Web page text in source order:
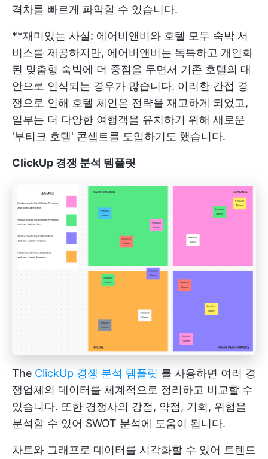
격차를 빠르게 파악할 수 있습니다.
**재미있는 사실: 에어비앤비와 호텔 모두 숙박 서
비스를 제공하지만, 에어비앤비는 독특하고 개인화
된 맞춤형 숙박에 더 중점을 두면서 기존 호텔의 대
안으로 인식되는 경우가 많습니다. 이러한 간접 경
쟁으로 인해 호텔 체인은 전략을 재고하게 되었고,
일부는 더 다양한 여행객을 유치하기 위해 새로운
'부티크 호텔' 콘셉트를 도입하기도 했습니다.
ClickUp 경쟁 분석 템플릿
The ClickUp 경쟁 분석 템플릿 를 사용하면 여러 경
쟁업체의 데이터를 체계적으로 정리하고 비교할 수
있습니다. 또한 경쟁사의 강점, 약점, 기회, 위협을
분석할 수 있어 SWOT 분석에 도움이 됩니다.
차트와 그래프로 데이터를 시각화할 수 있어 트렌드